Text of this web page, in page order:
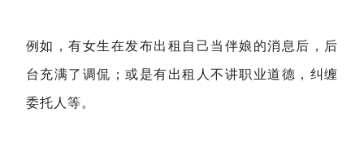
例如，有女生在发布出租自己当伴娘的消息后，后
台充满了调侃；或是有出租人不讲职业道德，纠缠
委托人等。